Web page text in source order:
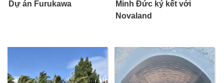
Dự án Furukawa
Minh Đức ký kết với
Novaland